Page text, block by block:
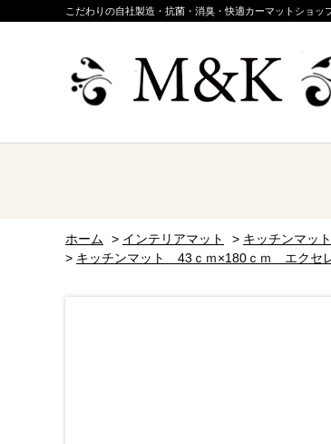
こだわりの自社製造・抗菌・消臭・快適カーマットショッ
ホーム > インテリアマット > キッチンマット
> キッチンマット 43ｃｍ×180ｃｍ エク